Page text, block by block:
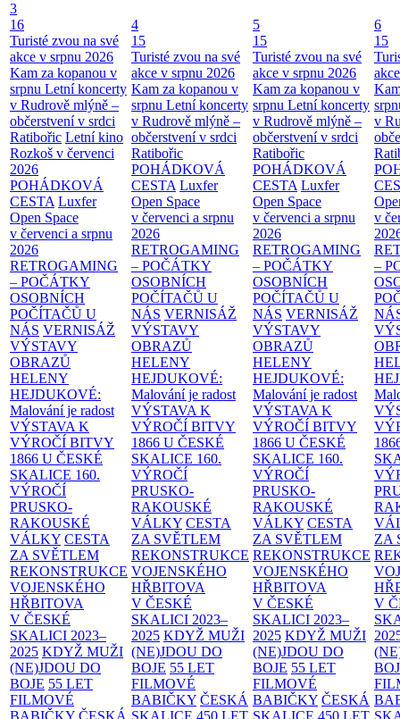
3
16
Turisté zvou na své
akce v srpnu 2026
Kam za kopanou v
srpnu Letní koncerty
v Rudrově mlýně –
občerstvení v srdci
Ratibořic Letní kino
Rozkoš v červenci
2026
POHÁDKOVÁ
CESTA Luxfer
Open Space
v červenci a srpnu
2026
RETROGAMING
– POČÁTKY
OSOBNÍCH
POČÍTAČŮ U
NÁS VERNISÁŽ
VÝSTAVY
OBRAZŮ
HELENY
HEJDUKOVÉ:
Malování je radost
VÝSTAVA K
VÝROČÍ BITVY
1866 U ČESKÉ
SKALICE 160.
VÝROČÍ
PRUSKO-
RAKOUSKÉ
VÁLKY CESTA
ZA SVĚTLEM
REKONSTRUKCE
VOJENSKÉHO
HŘBITOVA
V ČESKÉ
SKALICI 2023–
2025 KDYŽ MUŽI
(NE)JDOU DO
BOJE 55 LET
FILMOVÉ
BABIČKY ČESKÁ
4
15
Turisté zvou na své
akce v srpnu 2026
Kam za kopanou v
srpnu Letní koncerty
v Rudrově mlýně –
občerstvení v srdci
Ratibořic
POHÁDKOVÁ
CESTA Luxfer
Open Space
v červenci a srpnu
2026
RETROGAMING
– POČÁTKY
OSOBNÍCH
POČÍTAČŮ U
NÁS VERNISÁŽ
VÝSTAVY
OBRAZŮ
HELENY
HEJDUKOVÉ:
Malování je radost
VÝSTAVA K
VÝROČÍ BITVY
1866 U ČESKÉ
SKALICE 160.
VÝROČÍ
PRUSKO-
RAKOUSKÉ
VÁLKY CESTA
ZA SVĚTLEM
REKONSTRUKCE
VOJENSKÉHO
HŘBITOVA
V ČESKÉ
SKALICI 2023–
2025 KDYŽ MUŽI
(NE)JDOU DO
BOJE 55 LET
FILMOVÉ
BABIČKY ČESKÁ
SKALICE 450 LET
5
15
Turisté zvou na své
akce v srpnu 2026
Kam za kopanou v
srpnu Letní koncerty
v Rudrově mlýně –
občerstvení v srdci
Ratibořic
POHÁDKOVÁ
CESTA Luxfer
Open Space
v červenci a srpnu
2026
RETROGAMING
– POČÁTKY
OSOBNÍCH
POČÍTAČŮ U
NÁS VERNISÁŽ
VÝSTAVY
OBRAZŮ
HELENY
HEJDUKOVÉ:
Malování je radost
VÝSTAVA K
VÝROČÍ BITVY
1866 U ČESKÉ
SKALICE 160.
VÝROČÍ
PRUSKO-
RAKOUSKÉ
VÁLKY CESTA
ZA SVĚTLEM
REKONSTRUKCE
VOJENSKÉHO
HŘBITOVA
V ČESKÉ
SKALICI 2023–
2025 KDYŽ MUŽI
(NE)JDOU DO
BOJE 55 LET
FILMOVÉ
BABIČKY ČESKÁ
SKALICE 450 LET
6
15
v
v
–
ZA
V